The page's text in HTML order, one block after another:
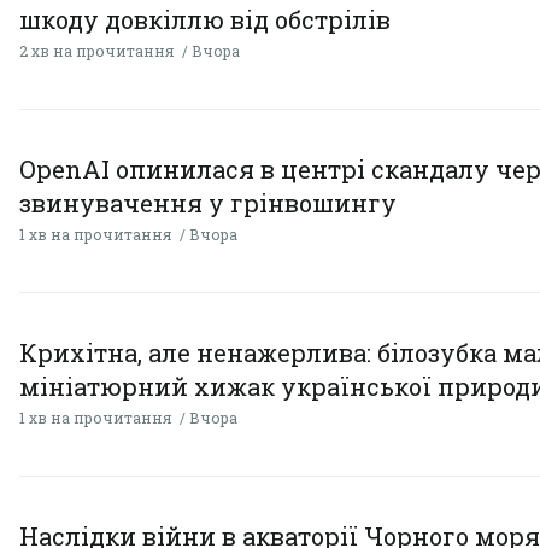
шкоду довкіллю від обстрілів
2 хв на прочитання Вчора
OpenAI опинилася в центрі скандалу
звинувачення у грінвошингу
1 хв на прочитання Вчора
Крихітна, але ненажерлива: білозубка
мініатюрний хижак української
1 хв на прочитання Вчора
Наслідки війни в акваторії Чорного